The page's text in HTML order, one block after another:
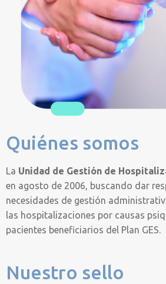
Quiénes somos
La Unidad de Gestión de
en agosto de 2006, buscando dar
necesidades de gestión
las hospitalizaciones por causas
pacientes beneficiarios del Plan GES.
Nuestro sello